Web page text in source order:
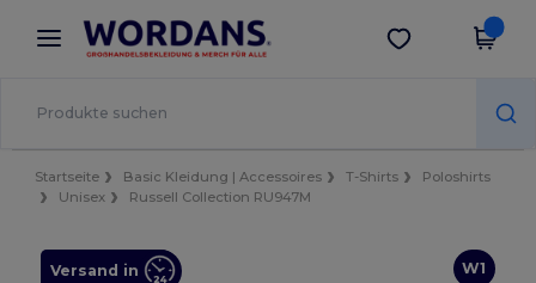
× Wordans App
Bessere Preise in der App!
App holen
Startseite Basic Kleidung | Accessoires T-Shirts
Poloshirts
Unisex
Russell Collection RU947M
W1
Versand in